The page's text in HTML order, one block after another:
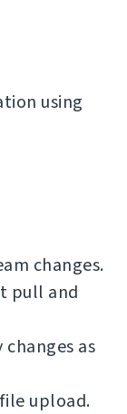
using
changes.
pull and
as
upload.